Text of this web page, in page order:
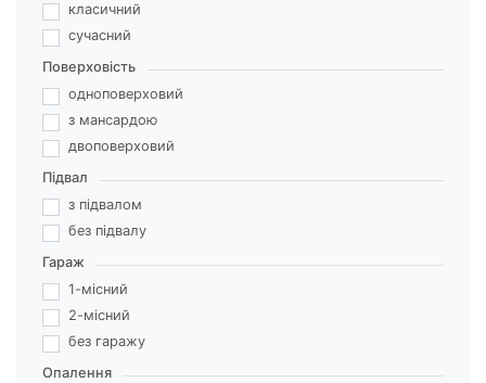
класичний
сучасний
Поверховість
одноповерховий
з мансардою
двоповерховий
Підвал
з підвалом
без підвалу
Гараж
1-місний
2-місний
без гаражу
Опалення